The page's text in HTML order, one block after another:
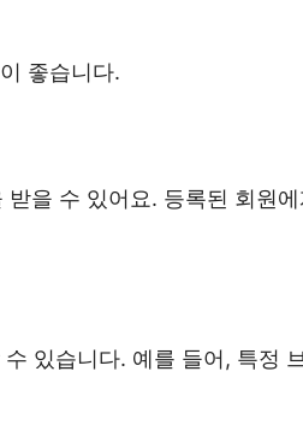
좋습니다.
을 수 있어요. 등록된 회원
있습니다. 예를 들어, 특정